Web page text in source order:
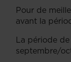
Pour de
avant la
La période
septembre/